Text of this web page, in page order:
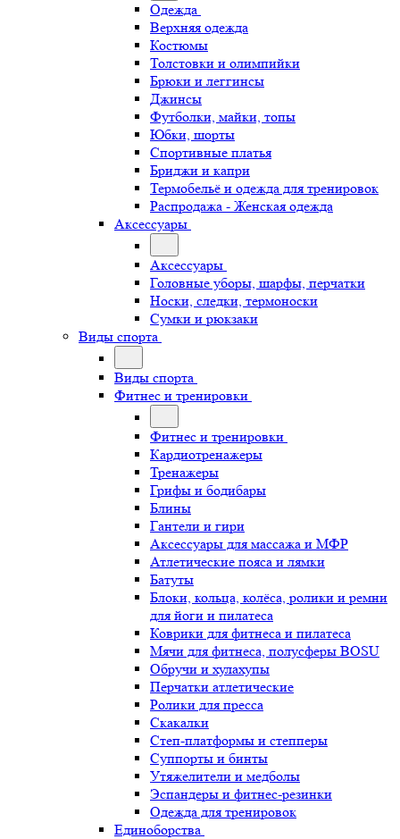
Одежда
Верхняя одежда
Костюмы
Толстовки и олимпийки
Брюки и леггинсы
Джинсы
Футболки, майки, топы
Юбки, шорты
Спортивные платья
Бриджи и капри
Термобельё и одежда для тренировок
Распродажа - Женская одежда
Аксессуары
Аксессуары
Головные уборы, шарфы, перчатки
Носки, следки, термоноски
Сумки и рюкзаки
Виды спорта
Виды спорта
Фитнес и тренировки
Фитнес и тренировки
Кардиотренажеры
Тренажеры
Грифы и бодибары
Блины
Гантели и гири
Аксессуары для массажа и МФР
Атлетические пояса и лямки
Батуты
Блоки, кольца, колёса, ролики и ремни
для йоги и пилатеса
Коврики для фитнеса и пилатеса
Мячи для фитнеса, полусферы BOSU
Обручи и хулахупы
Перчатки атлетические
Ролики для пресса
Скакалки
Степ-платформы и степперы
Суппорты и бинты
Утяжелители и медболы
Эспандеры и фитнес-резинки
Одежда для тренировок
Единоборства